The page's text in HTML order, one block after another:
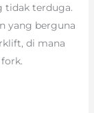
tidak terduga.
yang berguna
di mana